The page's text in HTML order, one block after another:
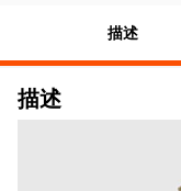
描述
描述